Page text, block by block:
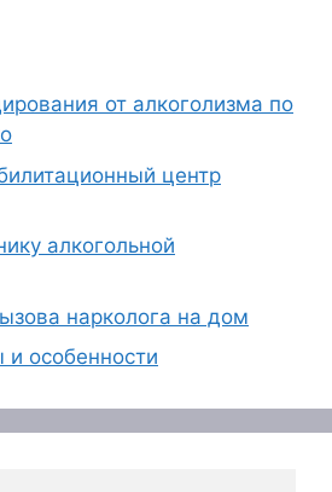
от алкоголизма по
центр
алкогольной
нарколога на дом
особенности